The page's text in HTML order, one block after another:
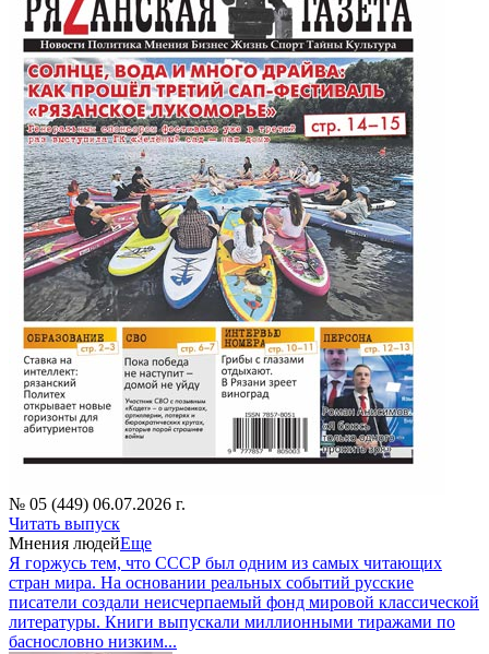
№ 05 (449) 06.07.2026 г.
Читать выпуск
Мнения людейЕще
Я горжусь тем, что СССР был одним из самых читающих
стран мира. На основании реальных событий русские
писатели создали неисчерпаемый фонд мировой классической
литературы. Книги выпускали миллионными тиражами по
баснословно низким...